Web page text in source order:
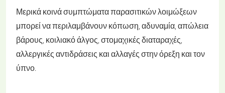
Μερικά κοινά συμπτώματα παρασιτικών λοιμώξεων
μπορεί να περιλαμβάνουν κόπωση, αδυναμία, απώλεια
βάρους, κοιλιακό άλγος, στομαχικές διαταραχές,
αλλεργικές αντιδράσεις και αλλαγές στην όρεξη και τον
ύπνο.